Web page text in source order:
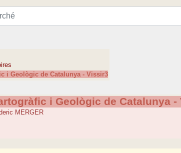
i Geològic de Catalunya - Vissir3
i Geològic de Catalunya -
MERGER